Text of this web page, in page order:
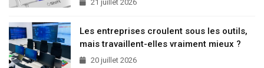
21 juillet 2026
Les entreprises croulent sous les outils,
mais travaillent-elles vraiment mieux ?
20 juillet 2026